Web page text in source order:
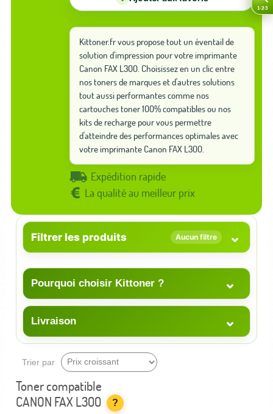
Kittoner.fr vous propose tout un éventail de
solution d'impression pour votre imprimante
Canon FAX L300. Choisissez en un clic entre
nos toners de marques et d'autres solutions
tout aussi performantes comme nos
cartouches toner 100% compatibles ou nos
kits de recharge pour vous permettre
d'atteindre des performances optimales avec
votre imprimante Canon FAX L300.
Expédition rapide
La qualité au meilleur prix
Filtrer les produits Aucun filtre ⌄
Pourquoi choisir Kittoner ? ⌄
Livraison ⌄
Trier par
Toner compatible
CANON FAX L300
?